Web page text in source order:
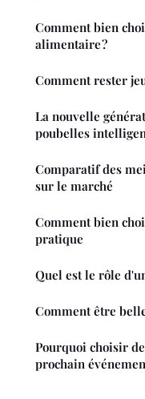
Comment bien
alimentaire ?
Comment rester
La nouvelle
poubelles
Comparatif des
sur le marché
Comment bien
pratique
Quel est le rôle
Comment être
Pourquoi choisir
prochain